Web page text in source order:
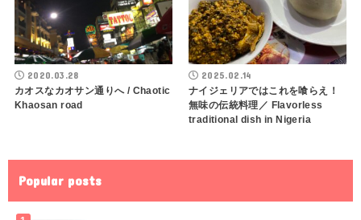
2020.03.28
カオスなカオサン通りへ / Chaotic
Khaosan road
2025.02.14
ナイジェリアではこれを喰らえ！
無味の伝統料理／ Flavorless
traditional dish in Nigeria
Popular posts